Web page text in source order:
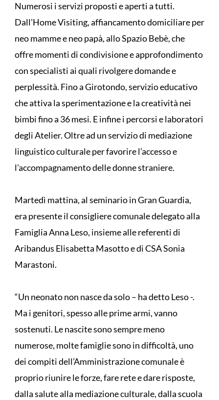
Numerosi i servizi proposti e aperti a tutti.
Dall’Home Visiting, affiancamento domiciliare per
neo mamme e neo papà, allo Spazio Bebè, che
offre momenti di condivisione e approfondimento
con specialisti ai quali rivolgere domande e
perplessità. Fino a Girotondo, servizio educativo
che attiva la sperimentazione e la creatività nei
bimbi fino a 36 mesi. E infine i percorsi e laboratori
degli Atelier. Oltre ad un servizio di mediazione
linguistico culturale per favorire l’accesso e
l’accompagnamento delle donne straniere.
Martedì mattina, al seminario in Gran Guardia,
era presente il consigliere comunale delegato alla
Famiglia Anna Leso, insieme alle referenti di
Aribandus Elisabetta Masotto e di CSA Sonia
Marastoni.
“Un neonato non nasce da solo – ha detto Leso -.
Ma i genitori, spesso alle prime armi, vanno
sostenuti. Le nascite sono sempre meno
numerose, molte famiglie sono in difficoltà, uno
dei compiti dell’Amministrazione comunale è
proprio riunire le forze, fare rete e dare risposte,
dalla salute alla mediazione culturale, dalla scuola